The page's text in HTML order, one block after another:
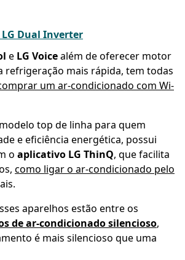
Dual Inverter
e LG Voicealém de oferecer motor
refrigeração mais rápida, tem todas
um ar-condicionado com Wi-
top de linha para quem
e eficiência energética, possui
o aplicativo LG ThinQ, que facilita
como ligar o ar-condicionado pelo
aparelhos estão entre os
de ar-condicionado silencioso,
é mais silencioso que uma